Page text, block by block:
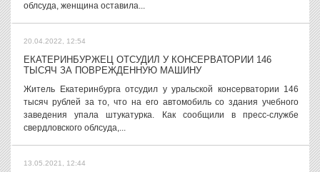
облсуда, женщина оставила...
20.04.2022, 12:54
ЕКАТЕРИНБУРЖЕЦ ОТСУДИЛ У КОНСЕРВАТОРИИ 146
ТЫСЯЧ ЗА ПОВРЕЖДЕННУЮ МАШИНУ
Житель Екатеринбурга отсудил у уральской консерватории 146
тысяч рублей за то, что на его автомобиль со здания учебного
заведения упала штукатурка. Как сообщили в пресс-службе
свердловского облсуда,...
13.05.2021, 12:44